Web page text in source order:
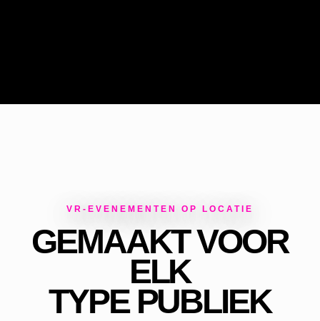
VR-EVENEMENTEN OP LOCATIE
GEMAAKT VOOR
ELK
TYPE PUBLIEK